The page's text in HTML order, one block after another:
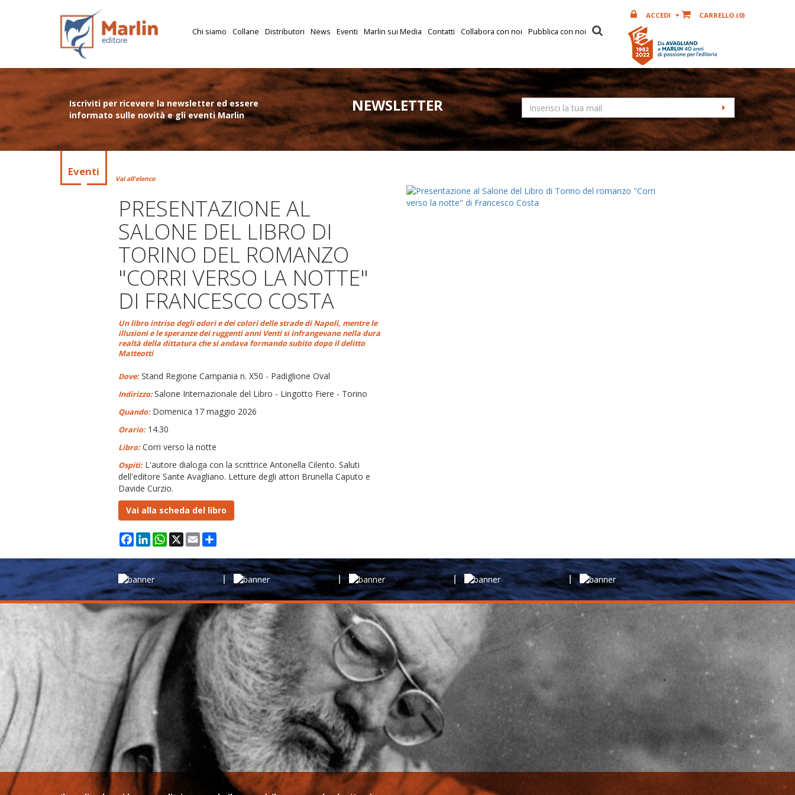
Chi siamo Collane Distributori News Eventi Marlin sui Media Contatti Collabora con noi Pubblica con noi
ACCEDI CARRELLO (0)
Iscriviti per ricevere la newsletter ed essere
informato sulle novità e gli eventi Marlin
NEWSLETTER
Eventi
Vai all'elenco
PRESENTAZIONE AL
SALONE DEL LIBRO DI
TORINO DEL ROMANZO
"CORRI VERSO LA NOTTE"
DI FRANCESCO COSTA
Un libro intriso degli odori e dei colori delle strade di Napoli, mentre le
illusioni e le speranze dei ruggenti anni Venti si infrangevano nella dura
realtà della dittatura che si andava formando subito dopo il delitto
Matteotti
Dove:Stand Regione Campania n. X50 - Padiglione Oval
Indirizzo:Salone Internazionale del Libro - Lingotto Fiere - Torino
Quando:Domenica 17 maggio 2026
Orario:14.30
Libro:Corri verso la notte
Ospiti:L'autore dialoga con la scrittrice Antonella Cilento. Saluti
dell'editore Sante Avagliano. Letture degli attori Brunella Caputo e
Davide Curzio.
Vai alla scheda del libro
Facebook
LinkedInWhatsApp
X EmailCondividi